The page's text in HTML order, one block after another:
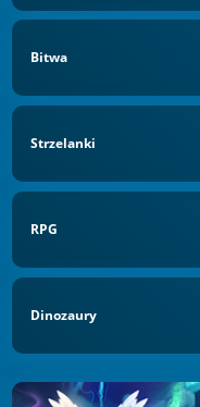
Bitwa
Strzelanki
RPG
Dinozaury